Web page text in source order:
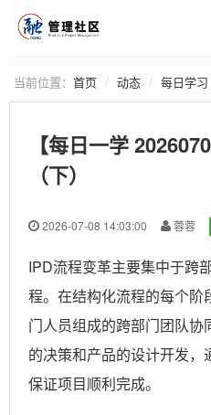
当前位置： 首页 动态 每日学习
【每日一学
（下）
2026-07-08 14:03:00 蓉蓉
IPD流程变革主要集中于跨
程。在结构化流程的每个阶
门人员组成的跨部门团队
的决策和产品的设计开发
保证项目顺利完成。